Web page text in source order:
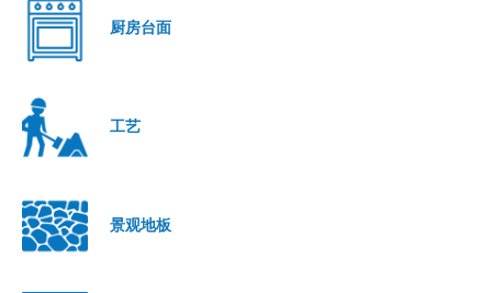
厨房台面
工艺
景观地板